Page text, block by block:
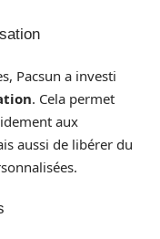
Pacsun a investi
. Cela permet
aux
aussi de libérer du